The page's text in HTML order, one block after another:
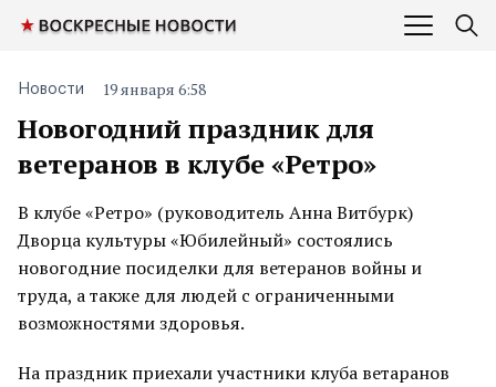
Новогодний праздник для
ветеранов в клубе «Ретро»
Новости 19 января 6:58
В клубе «Ретро» (руководитель Анна Витбурк)
Дворца культуры «Юбилейный» состоялись
новогодние посиделки для ветеранов войны и
труда, а также для людей с ограниченными
возможностями здоровья.
На праздник приехали участники клуба ветаранов